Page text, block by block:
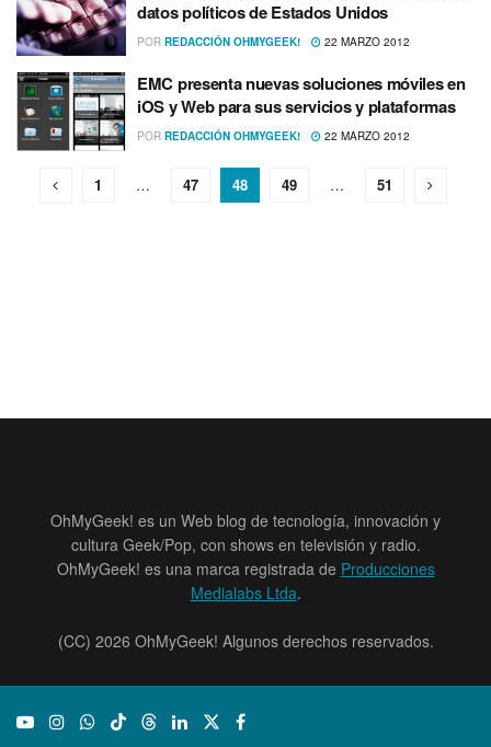
datos polí­ticos de Estados Unidos
POR REDACCIÓN OHMYGEEK! 22 MARZO 2012
EMC presenta nuevas soluciones móviles en
iOS y Web para sus servicios y plataformas
POR REDACCIÓN OHMYGEEK! 22 MARZO 2012
1 … 47 48 49 … 51
OhMyGeek! es un Web blog de tecnología, innovación y
cultura Geek/Pop, con shows en televisión y radio.
OhMyGeek! es una marca registrada de Producciones
Medialabs Ltda.
(CC) 2026 OhMyGeek! Algunos derechos reservados.